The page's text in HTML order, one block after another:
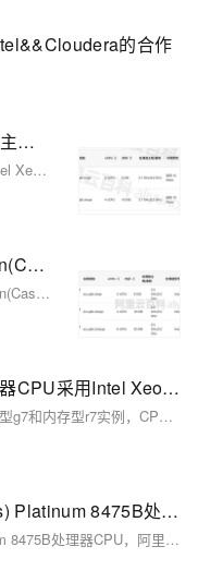
的合作
阿里云g8i服务器CPU采用2.7 GHz主频的Intel Xeon(Sapphire Rapids) Platinum 8475B处理器
阿里云g8i服务器CPU采用2.7 GHz主频的Intel Xeon(Sapphire Rapids) Platinum 8475B处理器，阿里云服务器ECS通用型实例规格族g8i采用2.7 GHz主频的Intel Xeon(Sapphire Rapids) Platinum 8475B处理器，3.2 GHz睿频，g8i实例采用阿里云全新CIPU架构，可提供稳定的算力输出、更强劲的I/O引擎以及芯片级的安全加固。阿里云百科分享阿里云服务器ECS通用型g8i实例CPU计算性能、存储、网络、安全、不同CPU内存配置性能参数及使用场景
阿里云服务器CPU处理器Intel Xeon(Cascade Lake) Platinum 8269CY
阿里云服务器ECS实例CPU处理器Intel Xeon(Cascade Lake) Platinum 8269CY
阿里云ECS服务器g7、c7和r7处理器CPU采用Intel Xeon(Ice Lake) Platinum 8369B
阿里云第七代云服务器ECS计算型c7、通用型g7和内存型r7实例，CPU处理器采用2.7 GHz主频的Intel Xeon(Ice Lake) Platinum 8369B，全核睿频3.5 GHz，计算性能稳定。c7、g7和r7区别CPU内存比，阿里云服务器网来详细说下阿里云第七代云服务器c7、g7和r7实例CPU性能评测：
阿里云Intel Xeon(Sapphire Rapids) Platinum 8475B处理器CPU
阿里云Intel Xeon(Sapphire Rapids) Platinum 8475B处理器CPU，阿里云服务器ECS通用型实例规格族g8i采用2.7 GHz主频的Intel Xeon(Sapphire Rapids) Platinum 8475B处理器，3.2 GHz睿频，g8i实例采用阿里云全新CIPU架构，可提供稳定的算力输出、更强劲的I/O引擎以及芯片级的安全加固